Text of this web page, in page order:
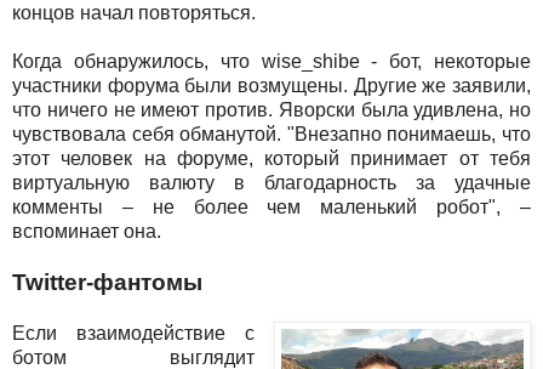
концов начал повторяться.
Когда обнаружилось, что wise_shibe - бот, некоторые
участники форума были возмущены. Другие же заявили,
что ничего не имеют против. Яворски была удивлена, но
чувствовала себя обманутой. "Внезапно понимаешь, что
этот человек на форуме, который принимает от тебя
виртуальную валюту в благодарность за удачные
комменты – не более чем маленький робот", –
вспоминает она.
Twitter-фантомы
Если взаимодействие с
ботом выглядит